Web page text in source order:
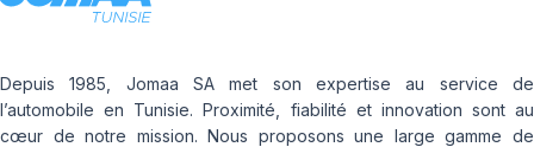
Depuis 1985, Jomaa SA met son expertise au service de
l’automobile en Tunisie. Proximité, fiabilité et innovation sont au
cœur de notre mission. Nous proposons une large gamme de